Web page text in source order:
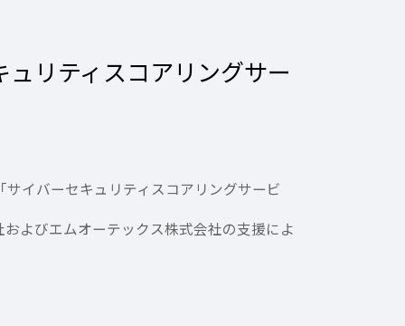
リティスコアリングサー
イバーセキュリティスコアリングサービ
よびエムオーテックス株式会社の支援によ